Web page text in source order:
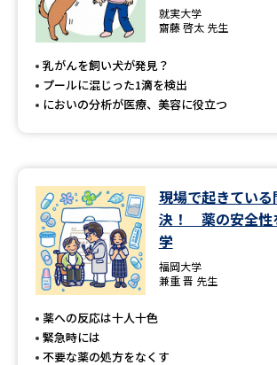
就実大学
齋藤 啓太 先生
乳がんを飼い犬が発見？
プールに混じった1滴を検出
においの分析が医療、美容に役立つ
現場で起きてい
決！ 薬の安全性
学
福岡大学
兼重 晋 先生
薬への反応は十人十色
緊急時には
不要な薬の処方をなくす